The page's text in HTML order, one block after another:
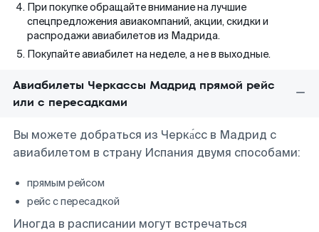
При покупке обращайте внимание на лучшие
спецпредложения авиакомпаний, акции, скидки и
распродажи авиабилетов из Мадрида.
Покупайте авиабилет на неделе, а не в выходные.
Авиабилеты Черкассы Мадрид прямой рейс
или с пересадками
Вы можете добраться из Черка́сс в Мадрид с
авиабилетом в страну Испания двумя способами:
прямым рейсом
рейс с пересадкой
Иногда в расписании могут встречаться